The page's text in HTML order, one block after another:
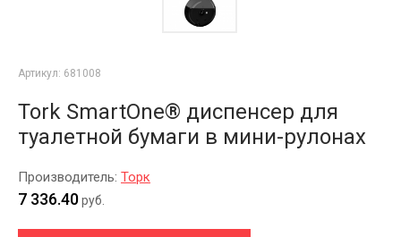
Артикул: 681008
Tork SmartOne® диспенсер для
туалетной бумаги в мини-рулонах
Производитель: Торк
7 336.40руб.